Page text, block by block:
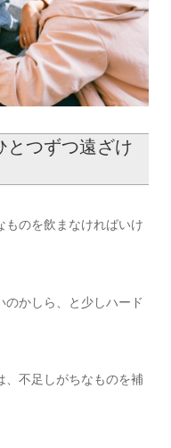
とつずつ遠ざけ
ものを飲まなければいけ
かしら、と少しハード
、不足しがちなものを補